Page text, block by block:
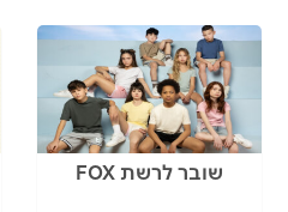
שובר לרשת FOX